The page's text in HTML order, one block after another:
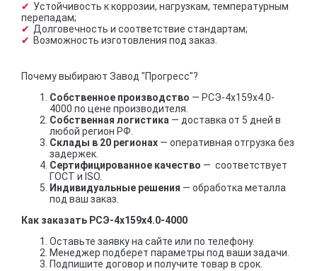
Устойчивость к коррозии, нагрузкам, температурным
перепадам;
Долговечность и соответствие стандартам;
Возможность изготовления под заказ.
Почему выбирают Завод "Прогресс"?
Собственное производство — РСЭ-4x159x4.0-
4000 по цене производителя.
Собственная логистика — доставка от 5 дней в
любой регион РФ.
Склады в 20 регионах — оперативная отгрузка без
задержек.
Сертифицированное качество — соответствует
ГОСТ и ISO.
Индивидуальные решения — обработка металла
под ваш заказ.
Как заказать РСЭ-4x159x4.0-4000
Оставьте заявку на сайте или по телефону.
Менеджер подберет параметры под ваши задачи.
Подпишите договор и получите товар в срок.